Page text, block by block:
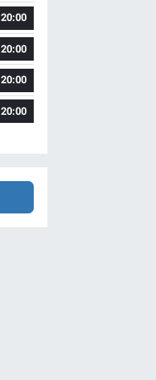
20:00
20:00
20:00
20:00